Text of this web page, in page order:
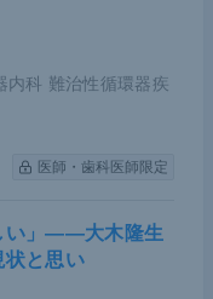
内科 難治性循環器疾
医師・歯科医師限定
い」――大木隆生
状と思い